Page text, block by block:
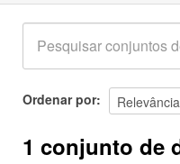
Ordenar por
1 conjunto de